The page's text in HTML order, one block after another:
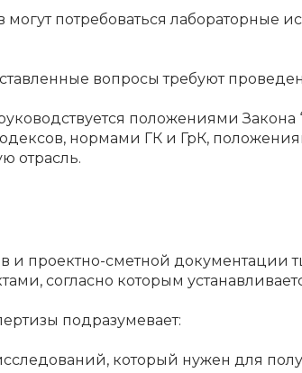
потребоваться лабораторные
вопросы требуют
положениями Закона
нормами ГК и ГрК,
отрасль.
проектно-сметной документации
согласно которым
подразумевает:
который нужен для